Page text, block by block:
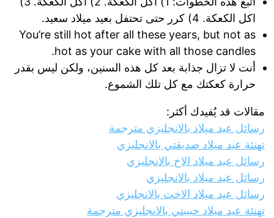
اكل الكعكة. 4) كرر حتى تحتفل بعيد ميلاد سعيد.
You’re still hot after all these years, but not as
hot as your cake with all those candles.
أنت لا تزال جذابة بعد كل هذه السنين، ولكن ليس بقدر
حرارة كعكتك مع كل تلك الشموع.
مقالات قد يُفيدك أكثر:
رسائل عيد ميلاد بالانجليزي مترجمة
تهنئة عيد ميلاد صديقتي بالانجليزي
رسائل عيد ميلاد الاخ بالانجليزي
رسائل عيد ميلاد بالانجليزي
رسائل عيد ميلاد الاخت بالانجليزي
تهنئة عيد ميلاد حبيبتي بالانجليزي مترجمة